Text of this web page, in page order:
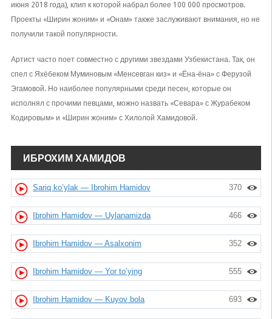
июня 2018 года), клип к которой набрал более 100 000 просмотров.
Проекты «Ширин жоним» и «Онам» также заслуживают внимания, но не
получили такой популярности.
Артист часто поет совместно с другими звездами Узбекистана. Так, он
спел с Яхёбеком Муминовым «Менсевган киз» и «Ёна-ёна» с Ферузой
Эгамовой. Но наиболее популярными среди песен, которые он
исполнял с прочими певцами, можно назвать «Севара» с Журабеком
Кодировым» и «Ширин жоним» с Хилолой Хамидовой.
ИБРОХИМ ХАМИДОВ
370
Sariq ko’ylak — Ibrohim Hamidov
466
Ibrohim Hamidov — Uylanamizda
352
Ibrohim Hamidov — Asalxonim
555
Ibrohim Hamidov — Yor to’ying
693
Ibrohim Hamidov — Kuyov bola